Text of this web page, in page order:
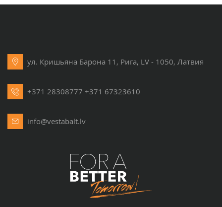
ул. Кришьяна Барона 11, Рига, LV - 1050, Латвия
+371 28308777 +371 67323610
info@vestabalt.lv